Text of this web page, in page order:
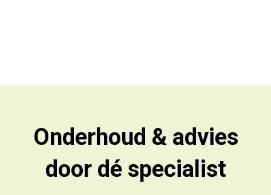
Onderhoud & advies
door dé specialist